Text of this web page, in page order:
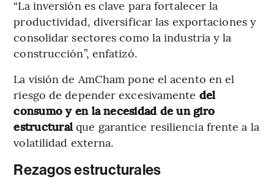
“La inversión es clave para fortalecer la
productividad, diversificar las exportaciones y
consolidar sectores como la industria y la
construcción”, enfatizó.
La visión de AmCham pone el acento en el
riesgo de depender excesivamente del
consumo y en la necesidad de un giro
estructuralque garantice resiliencia frente a la
volatilidad externa.
Rezagos estructurales